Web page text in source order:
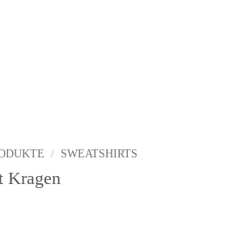
/ SWEATSHIRTS
Kragen